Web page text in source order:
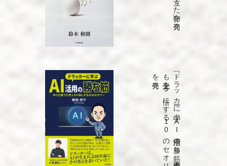
「ド
ラ
ッ
カ
ーに
学ぶ
A
I
活用の
勝ち
筋
中小企業で
も
売上を
5
倍に
す
る
1
0
の
セ
オ
リ
ー」
を
発売